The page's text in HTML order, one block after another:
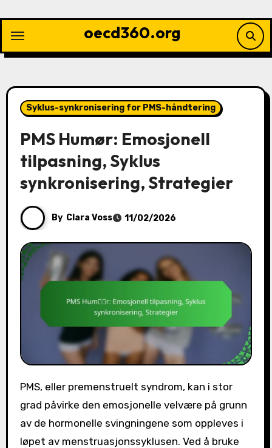
content
oecd360.org
Syklus-synkronisering for PMS-håndtering
PMS Humør: Emosjonell
tilpasning, Syklus
synkronisering, Strategier
By Clara Voss 11/02/2026
PMS, eller premenstruelt syndrom, kan i stor
grad påvirke den emosjonelle velvære på grunn
av de hormonelle svingningene som oppleves i
løpet av menstruasjonssyklusen. Ved å bruke